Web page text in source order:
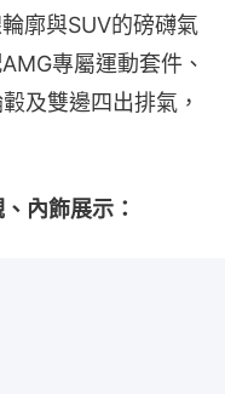
廓與SUV的磅礴氣
專屬運動套件、
及雙邊四出排氣，
內飾展示：